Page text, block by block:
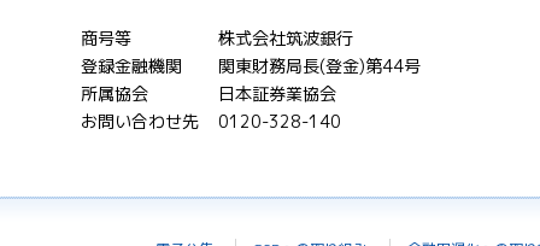
商号等
株式会社筑波銀行
登録金融機関
関東財務局長(登金)第44号
所属協会
日本証券業協会
お問い合わせ先
0120-328-140